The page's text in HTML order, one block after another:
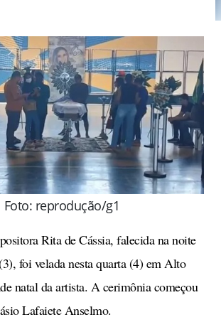
Foto: reprodução/g1
Rita de Cássia, falecida na noite
foi velada nesta quarta (4) em Alto
natal da artista. A cerimônia começou
Lafaiete Anselmo.